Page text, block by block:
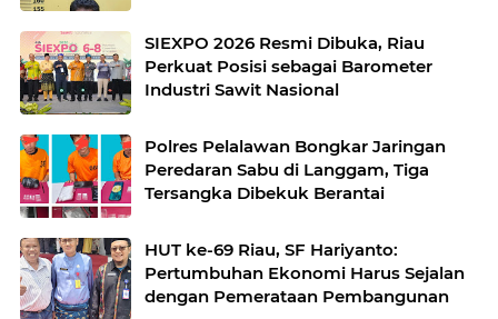
SIEXPO 2026 Resmi Dibuka, Riau
Perkuat Posisi sebagai Barometer
Industri Sawit Nasional
Polres Pelalawan Bongkar Jaringan
Peredaran Sabu di Langgam, Tiga
Tersangka Dibekuk Berantai
HUT ke-69 Riau, SF Hariyanto:
Pertumbuhan Ekonomi Harus Sejalan
dengan Pemerataan Pembangunan